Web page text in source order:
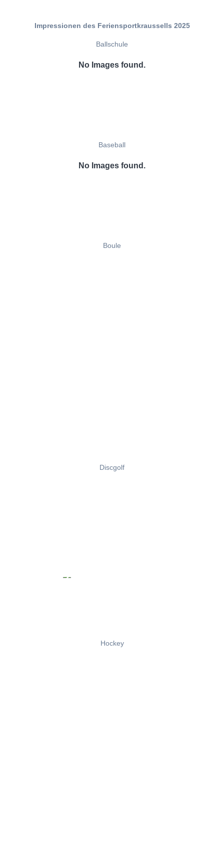
Impressionen des Feriensportkraussells 2025
Ballschule
No Images found.
Baseball
No Images found.
Boule
Discgolf
Hockey